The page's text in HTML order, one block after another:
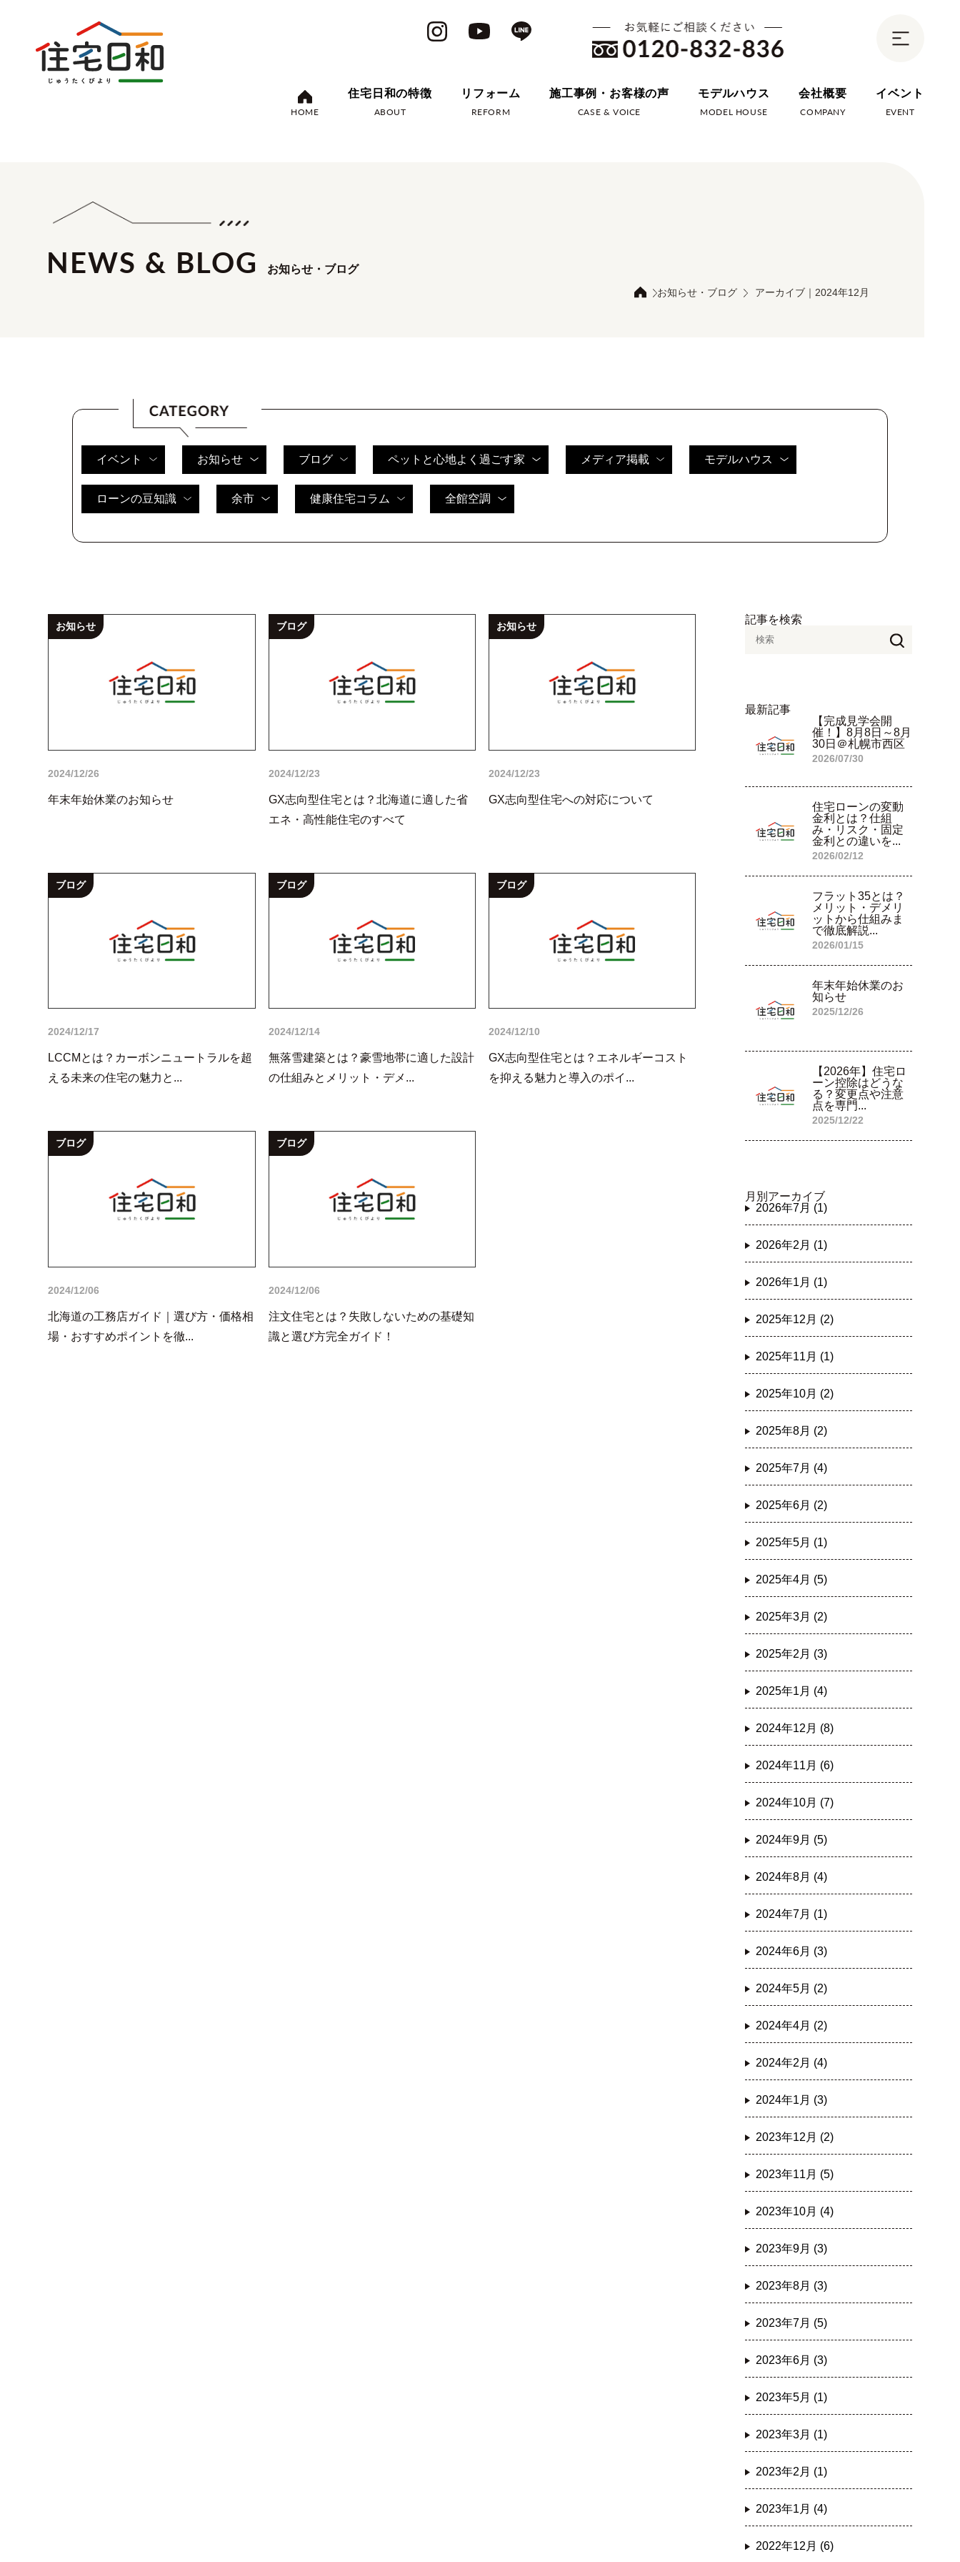
HOME
住宅日和の特徴
ABOUT
リフォーム
REFORM
施工事例・お客様の声
CASE & VOICE
モデルハウス
MODEL HOUSE
会社概要
COMPANY
イベント
EVENT
NEWS & BLOG お知らせ・ブログ
お知らせ・ブログ アーカイブ｜2024年12月
イベント お知らせ ブログ ペットと心地よく過ごす家 メディア掲載 モデルハウス
ローンの豆知識 余市 健康住宅コラム 全館空調
お知らせ
2024/12/26
年末年始休業のお知らせ
ブログ
2024/12/23
GX志向型住宅とは？北海道に適した省
エネ・高性能住宅のすべて
お知らせ
2024/12/23
GX志向型住宅への対応について
ブログ
2024/12/17
LCCMとは？カーボンニュートラルを超
える未来の住宅の魅力と...
ブログ
2024/12/14
無落雪建築とは？豪雪地帯に適した設計
の仕組みとメリット・デメ...
ブログ
2024/12/10
GX志向型住宅とは？エネルギーコスト
を抑える魅力と導入のポイ...
ブログ
2024/12/06
北海道の工務店ガイド｜選び方・価格相
場・おすすめポイントを徹...
ブログ
2024/12/06
注文住宅とは？失敗しないための基礎知
識と選び方完全ガイド！
記事を検索
最新記事
【完成見学会開
催！】8月8日～8月
30日＠札幌市西区
2026/07/30
住宅ローンの変動
金利とは？仕組
み・リスク・固定
金利との違いを...
2026/02/12
フラット35とは？
メリット・デメリ
ットから仕組みま
で徹底解説...
2026/01/15
年末年始休業のお
知らせ
2025/12/26
【2026年】住宅ロ
ーン控除はどうな
る？変更点や注意
点を専門...
2025/12/22
月別アーカイブ
2026年7月 (1)
2026年2月 (1)
2026年1月 (1)
2025年12月 (2)
2025年11月 (1)
2025年10月 (2)
2025年8月 (2)
2025年7月 (4)
2025年6月 (2)
2025年5月 (1)
2025年4月 (5)
2025年3月 (2)
2025年2月 (3)
2025年1月 (4)
2024年12月 (8)
2024年11月 (6)
2024年10月 (7)
2024年9月 (5)
2024年8月 (4)
2024年7月 (1)
2024年6月 (3)
2024年5月 (2)
2024年4月 (2)
2024年2月 (4)
2024年1月 (3)
2023年12月 (2)
2023年11月 (5)
2023年10月 (4)
2023年9月 (3)
2023年8月 (3)
2023年7月 (5)
2023年6月 (3)
2023年5月 (1)
2023年3月 (1)
2023年2月 (1)
2023年1月 (4)
2022年12月 (6)